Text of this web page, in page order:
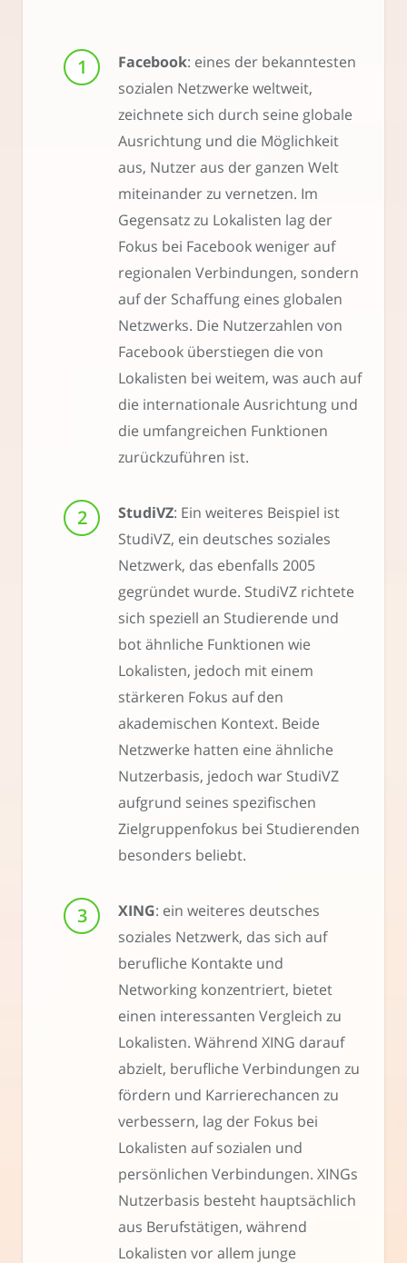
Facebook: eines der bekanntesten
sozialen Netzwerke weltweit,
zeichnete sich durch seine globale
Ausrichtung und die Möglichkeit
aus, Nutzer aus der ganzen Welt
miteinander zu vernetzen. Im
Gegensatz zu Lokalisten lag der
Fokus bei Facebook weniger auf
regionalen Verbindungen, sondern
auf der Schaffung eines globalen
Netzwerks. Die Nutzerzahlen von
Facebook überstiegen die von
Lokalisten bei weitem, was auch auf
die internationale Ausrichtung und
die umfangreichen Funktionen
zurückzuführen ist.
StudiVZ: Ein weiteres Beispiel ist
StudiVZ, ein deutsches soziales
Netzwerk, das ebenfalls 2005
gegründet wurde. StudiVZ richtete
sich speziell an Studierende und
bot ähnliche Funktionen wie
Lokalisten, jedoch mit einem
stärkeren Fokus auf den
akademischen Kontext. Beide
Netzwerke hatten eine ähnliche
Nutzerbasis, jedoch war StudiVZ
aufgrund seines spezifischen
Zielgruppenfokus bei Studierenden
besonders beliebt.
XING: ein weiteres deutsches
soziales Netzwerk, das sich auf
berufliche Kontakte und
Networking konzentriert, bietet
einen interessanten Vergleich zu
Lokalisten. Während XING darauf
abzielt, berufliche Verbindungen zu
fördern und Karrierechancen zu
verbessern, lag der Fokus bei
Lokalisten auf sozialen und
persönlichen Verbindungen. XINGs
Nutzerbasis besteht hauptsächlich
aus Berufstätigen, während
Lokalisten vor allem junge